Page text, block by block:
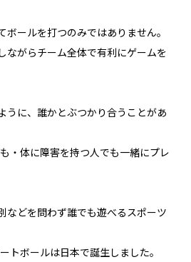
ボールを打つのみではありません。
ながらチーム全体で有利にゲームを
うに、誰かとぶつかり合うことがあ
・体に障害を持つ人でも一緒にプレ
などを問わず誰でも遊べるスポーツ
トボールは日本で誕生しました。